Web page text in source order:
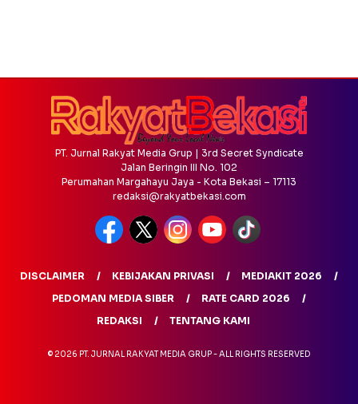
PT. Jurnal Rakyat Media Grup | 3rd Secret Syndicate
Jalan Beringin III No. 102
Perumahan Margahayu Jaya - Kota Bekasi – 17113
redaksi@rakyatbekasi.com
DISCLAIMER KEBIJAKAN PRIVASI
MEDIAKIT 2026
PEDOMAN MEDIA SIBER
RATE CARD 2026
REDAKSI
TENTANG KAMI
© 2026 PT. JURNAL RAKYAT MEDIA GRUP - ALL RIGHTS RESERVED